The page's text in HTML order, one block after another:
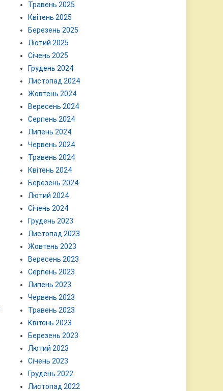
Травень 2025
Квітень 2025
Березень 2025
Лютий 2025
Січень 2025
Грудень 2024
Листопад 2024
Жовтень 2024
Вересень 2024
Серпень 2024
Липень 2024
Червень 2024
Травень 2024
Квітень 2024
Березень 2024
Лютий 2024
Січень 2024
Грудень 2023
Листопад 2023
Жовтень 2023
Вересень 2023
Серпень 2023
Липень 2023
Червень 2023
Травень 2023
Квітень 2023
Березень 2023
Лютий 2023
Січень 2023
Грудень 2022
Листопад 2022